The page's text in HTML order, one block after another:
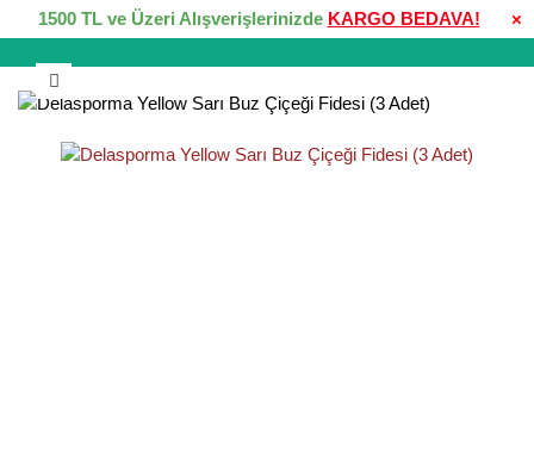
×
1500 TL ve Üzeri Alışverişlerinizde KARGO BEDAVA!